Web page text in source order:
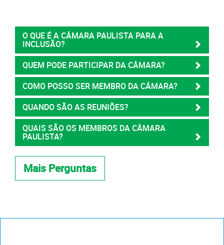
O QUE É A CÂMARA PAULISTA PARA A
INCLUSÃO?
QUEM PODE PARTICIPAR DA CÂMARA?
COMO POSSO SER MEMBRO DA CÂMARA?
QUANDO SÃO AS REUNIÕES?
QUAIS SÃO OS MEMBROS DA CÂMARA
PAULISTA?
Mais Perguntas